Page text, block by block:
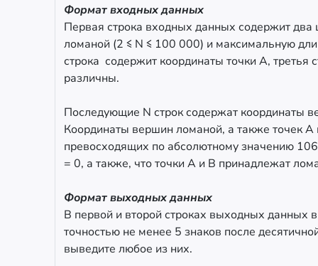
Формат входных данных
Первая строка входных данных содержит
ломаной (2 ≤ N ≤ 100 000) и максимальную
строка содержит координаты точки A, третья
различны.
Последующие N строк содержат координаты
Координаты вершин ломаной, а также точек
превосходящих по абсолютному значению
= 0, а также, что точки A и B принадлежат
Формат выходных данных
В первой и второй строках выходных данных
точностью не менее 5 знаков после
выведите любое из них.